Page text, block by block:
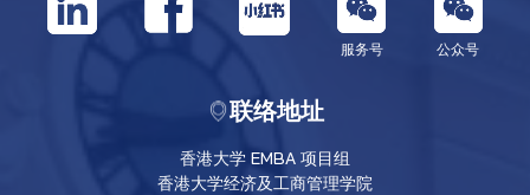
服务号 公众号
联络地址
香港大学 EMBA 项目组
香港大学经济及工商管理学院